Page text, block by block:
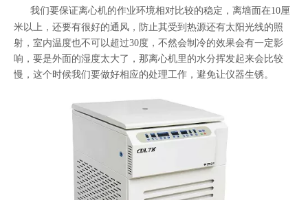
我们要保证离心机的作业环境相对比较的稳定，离墙面在10厘
米以上，还要有很好的通风，防止其受到热源还有太阳光线的照
射，室内温度也不可以超过30度，不然会制冷的效果会有一定影
响，要是外面的湿度太大了，那离心机里的水分挥发起来会比较
慢，这个时候我们要做好相应的处理工作，避免让仪器生锈。